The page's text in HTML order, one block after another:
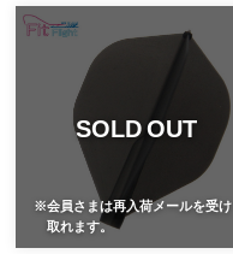
SOLD OUT
※会員さまは再入荷メールを受け
取れます。